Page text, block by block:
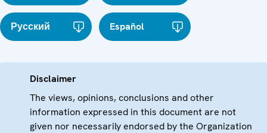
Русский Español
Disclaimer
The views, opinions, conclusions and other
information expressed in this document are not
given nor necessarily endorsed by the Organization